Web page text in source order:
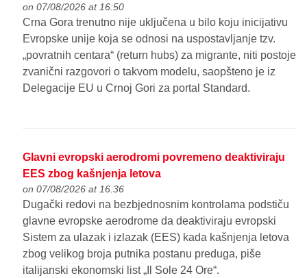
on 07/08/2026 at 16:50
Crna Gora trenutno nije uključena u bilo koju inicijativu
Evropske unije koja se odnosi na uspostavljanje tzv.
„povratnih centara“ (return hubs) za migrante, niti postoje
zvanični razgovori o takvom modelu, saopšteno je iz
Delegacije EU u Crnoj Gori za portal Standard.
Glavni evropski aerodromi povremeno deaktiviraju
EES zbog kašnjenja letova
on 07/08/2026 at 16:36
Dugački redovi na bezbjednosnim kontrolama podstiču
glavne evropske aerodrome da deaktiviraju evropski
Sistem za ulazak i izlazak (EES) kada kašnjenja letova
zbog velikog broja putnika postanu preduga, piše
italijanski ekonomski list „Il Sole 24 Ore“.